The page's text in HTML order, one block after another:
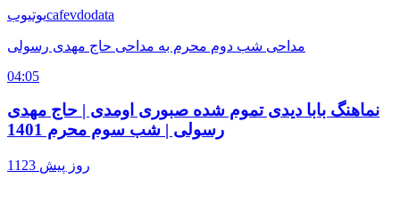
یوتیوبcafevdodata
مداحی شب دوم محرم به مداحی حاج مهدی رسولی
04:05
نماهنگ بابا دیدی تموم شده صبوری اومدی | حاج مهدی
رسولی | شب سوم محرم 1401
1123 روز پیش